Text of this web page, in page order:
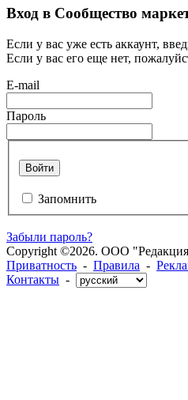
Вход в Сообщество
Если у вас уже есть аккаунт,
Если у вас его еще нет,
E-mail
Пароль
Войти
Запомнить
Забыли пароль?
Copyright ©2026. ООО
Приватность - Правила -
Контакты -